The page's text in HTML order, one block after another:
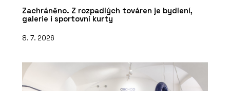
Zachráněno. Z rozpadlých továren je bydlení,
galerie i sportovní kurty
8. 7. 2026